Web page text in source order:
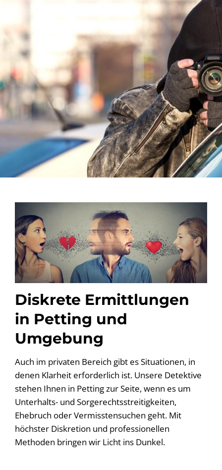
Diskrete Ermittlungen
in Petting und
Umgebung
Auch im privaten Bereich gibt es Situationen, in
denen Klarheit erforderlich ist. Unsere Detektive
stehen Ihnen in Petting zur Seite, wenn es um
Unterhalts- und Sorgerechtsstreitigkeiten,
Ehebruch oder Vermisstensuchen geht. Mit
höchster Diskretion und professionellen
Methoden bringen wir Licht ins Dunkel.